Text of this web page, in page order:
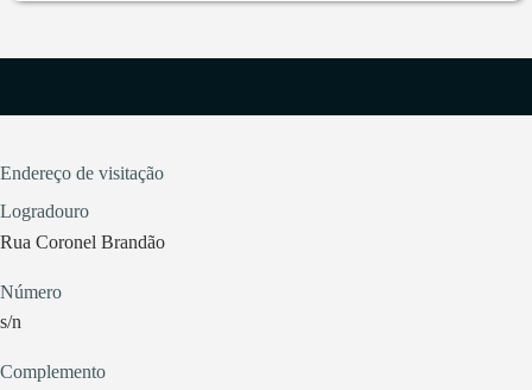
Endereço de visitação
Logradouro
Rua Coronel Brandão
Número
s/n
Complemento